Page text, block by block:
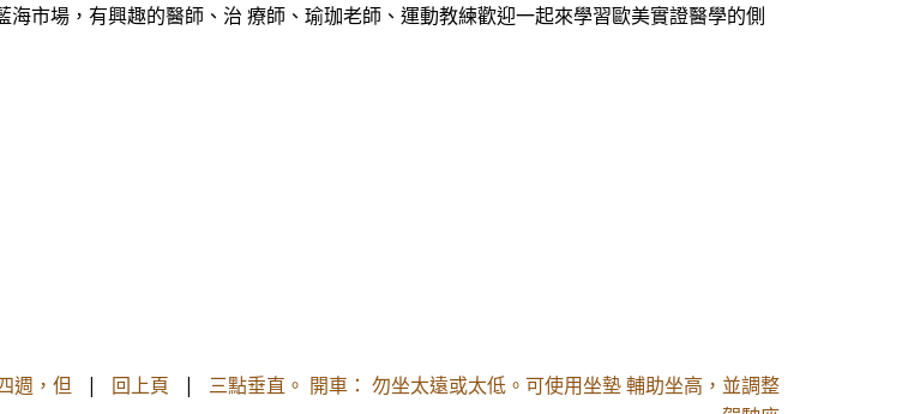
市場，有興趣的醫師、治 療師、瑜珈老師、運動教練歡迎一起來學習歐美實證醫學的側
週，但 | 回上頁 | 三點垂直。 開車： 勿坐太遠或太低。可使用坐墊 輔助坐高，並調整